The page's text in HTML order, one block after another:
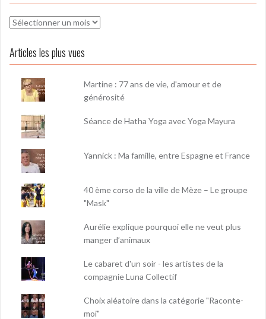
Archives
Articles les plus vues
Martine : 77 ans de vie, d'amour et de
générosité
Séance de Hatha Yoga avec Yoga Mayura
Yannick : Ma famille, entre Espagne et France
40 ème corso de la ville de Mèze – Le groupe
"Mask"
Aurélie explique pourquoi elle ne veut plus
manger d’animaux
Le cabaret d'un soir - les artistes de la
compagnie Luna Collectif
Choix aléatoire dans la catégorie "Raconte-
moi"